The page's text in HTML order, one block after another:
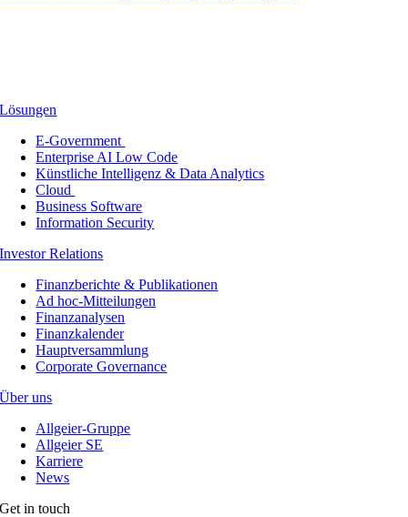
Lösungen
E-Government
Enterprise AI Low Code
Künstliche Intelligenz & Data Analytics
Cloud
Business Software
Information Security
Investor Relations
Finanzberichte & Publikationen
Ad hoc-Mitteilungen
Finanzanalysen
Finanzkalender
Hauptversammlung
Corporate Governance
Über uns
Allgeier-Gruppe
Allgeier SE
Karriere
News
Get in touch